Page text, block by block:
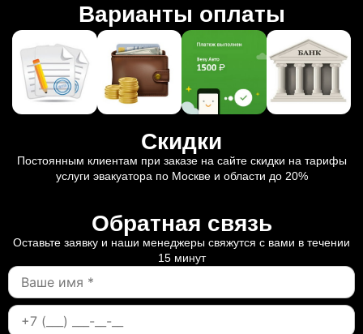
Варианты оплаты
Скидки
Постоянным клиентам при заказе на сайте скидки на тарифы
услуги эвакуатора по Москве и области до 20%
Обратная связь
Оставьте заявку и наши менеджеры свяжутся с вами в течении
15 минут